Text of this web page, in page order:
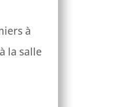
à
la salle